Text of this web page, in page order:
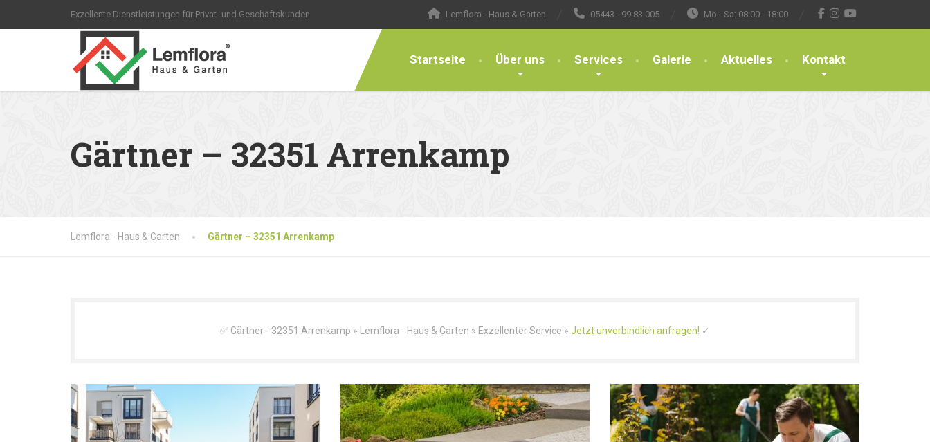
Exzellente Dienstleistungen für Privat- und Geschäftskunden Lemflora - Haus & Garten 05443 - 99 83 005 Mo - Sa: 08:00 - 18:00
Startseite Über uns Services Galerie Aktuelles Kontakt
Gärtner – 32351 Arrenkamp
Lemflora - Haus & Garten Gärtner – 32351 Arrenkamp
✅ Gärtner - 32351 Arrenkamp » Lemflora - Haus & Garten » Exzellenter Service » Jetzt unverbindlich anfragen! ✓